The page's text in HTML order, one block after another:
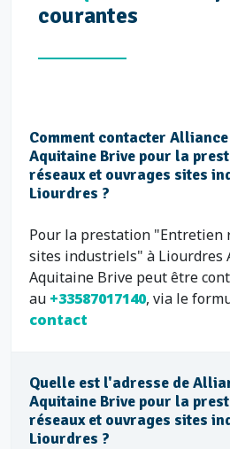
courantes
Comment contacter
Aquitaine Brive pour la
réseaux et ouvrages sites
Liourdres ?
Pour la prestation "Entretien
sites industriels" à Liourdres
Aquitaine Brive peut être
au +33587017140, via le
contact
Quelle est l'adresse de
Aquitaine Brive pour la
réseaux et ouvrages sites
Liourdres ?